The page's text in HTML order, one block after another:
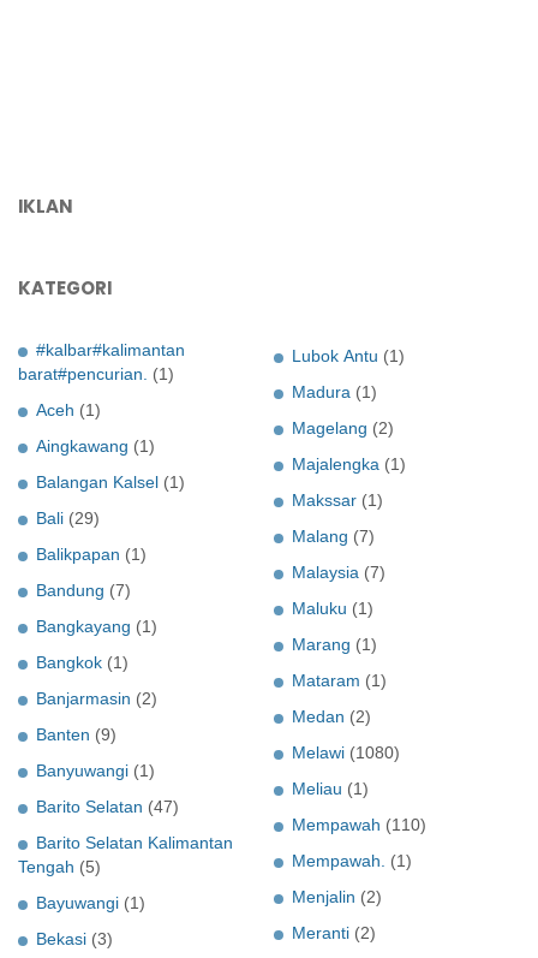
IKLAN
KATEGORI
#kalbar#kalimantan
barat#pencurian. (1)
Aceh (1)
Aingkawang (1)
Balangan Kalsel (1)
Bali (29)
Balikpapan (1)
Bandung (7)
Bangkayang (1)
Bangkok (1)
Banjarmasin (2)
Banten (9)
Banyuwangi (1)
Barito Selatan (47)
Barito Selatan Kalimantan
Tengah (5)
Bayuwangi (1)
Bekasi (3)
Lubok Antu (1)
Madura (1)
Magelang (2)
Majalengka (1)
Makssar (1)
Malang (7)
Malaysia (7)
Maluku (1)
Marang (1)
Mataram (1)
Medan (2)
Melawi (1080)
Meliau (1)
Mempawah (110)
Mempawah. (1)
Menjalin (2)
Meranti (2)